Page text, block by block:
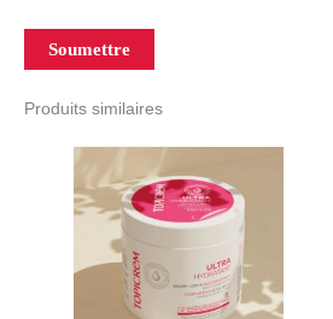
Produits similaires